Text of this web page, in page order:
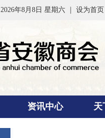
2026年8月8日 星期六 ｜ 设为首页
资讯中心 天